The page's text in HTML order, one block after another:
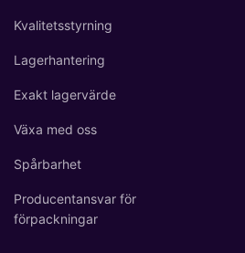
Kvalitetsstyrning
Lagerhantering
Exakt lagervärde
Växa med oss
Spårbarhet
Producentansvar för
förpackningar